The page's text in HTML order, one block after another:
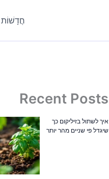
חֲדָשׁוֹת
Recent Posts
איך לשתול בזיליקום כך
שיגדל פי שניים מהר יותר